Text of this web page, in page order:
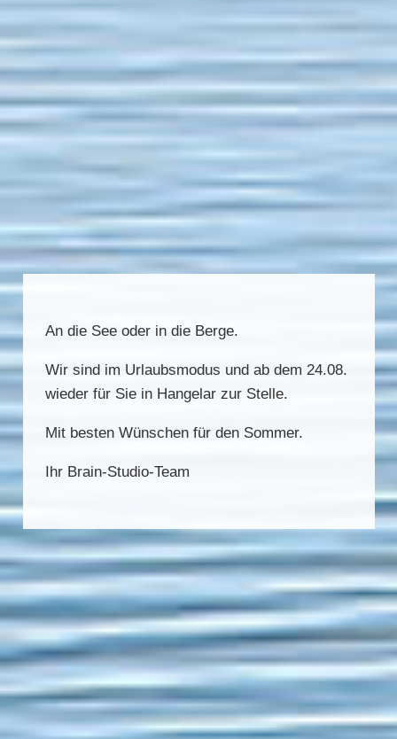
An die See oder in die Berge.
Wir sind im Urlaubsmodus und ab dem 24.08.
wieder für Sie in Hangelar zur Stelle.
Mit besten Wünschen für den Sommer.
Ihr Brain-Studio-Team